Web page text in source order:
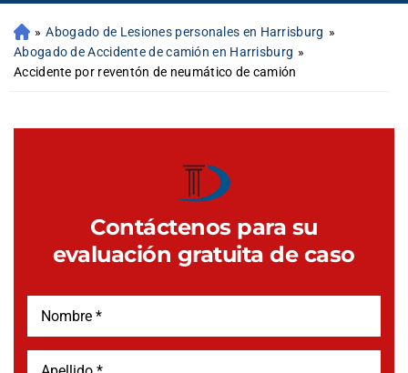
» Abogado de Lesiones personales en Harrisburg »
Abogado de Accidente de camión en Harrisburg »
Accidente por reventón de neumático de camión
Contáctenos para su
evaluación gratuita de caso